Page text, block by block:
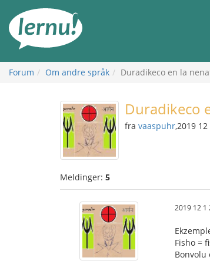
innholdet
Forum Om andre språk Duradikeco en la
Duradikeco
fra vaaspuhr,2019 12
Meldinger: 5
2019 12 1
Fisho =
Bonvolu